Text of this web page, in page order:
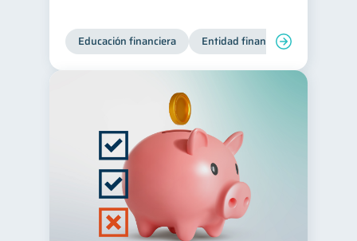
Educación financiera Entidad financiera